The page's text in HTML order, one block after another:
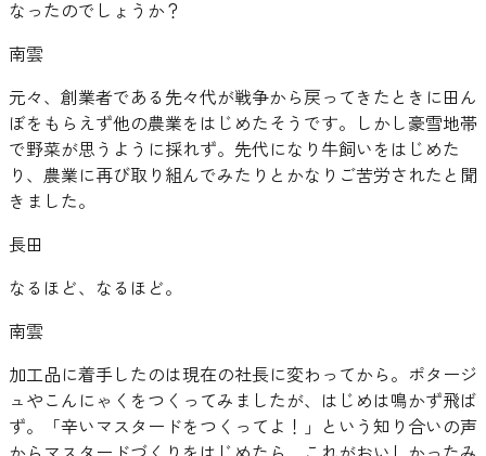
なったのでしょうか？
南雲
元々、創業者である先々代が戦争から戻ってきたときに田ん
ぼをもらえず他の農業をはじめたそうです。しかし豪雪地帯
で野菜が思うように採れず。先代になり牛飼いをはじめた
り、農業に再び取り組んでみたりとかなりご苦労されたと聞
きました。
長田
なるほど、なるほど。
南雲
加工品に着手したのは現在の社長に変わってから。ポタージ
ュやこんにゃくをつくってみましたが、はじめは鳴かず飛ば
ず。「辛いマスタードをつくってよ！」という知り合いの声